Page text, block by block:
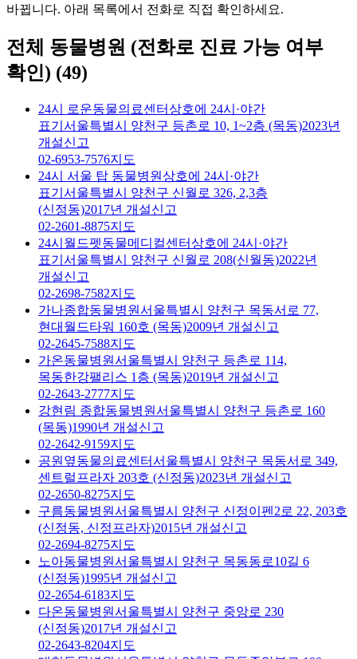
바뀝니다. 아래 목록에서 전화로 직접 확인하세요.
전체 동물병원 (전화로 진료 가능 여부
확인) (49)
24시 로운동물의료센터상호에 24시·야간
표기 서울특별시 양천구 등촌로 10, 1~2층 (목동)2023년
개설신고
02-6953-7576지도
24시 서울 탑 동물병원상호에 24시·야간
표기 서울특별시 양천구 신월로 326, 2,3층
(신정동)2017년 개설신고
02-2601-8875지도
24시월드펫동물메디컬센터상호에 24시·야간
표기 서울특별시 양천구 신월로 208(신월동)2022년
개설신고
02-2698-7582지도
가나종합동물병원서울특별시 양천구 목동서로 77,
현대월드타워 160호 (목동)2009년 개설신고
02-2645-7588지도
가온동물병원서울특별시 양천구 등촌로 114,
목동한강팰리스 1층 (목동)2019년 개설신고
02-2643-2777지도
강현림 종합동물병원서울특별시 양천구 등촌로 160
(목동)1990년 개설신고
02-2642-9159지도
공원옆동물의료센터서울특별시 양천구 목동서로 349,
센트럴프라자 203호 (신정동)2023년 개설신고
02-2650-8275지도
구름동물병원서울특별시 양천구 신정이펜2로 22, 203호
(신정동, 신정프라자)2015년 개설신고
02-2694-8275지도
노아동물병원서울특별시 양천구 목동동로10길 6
(신정동)1995년 개설신고
02-2654-6183지도
다온동물병원서울특별시 양천구 중앙로 230
(신정동)2017년 개설신고
02-2643-8204지도